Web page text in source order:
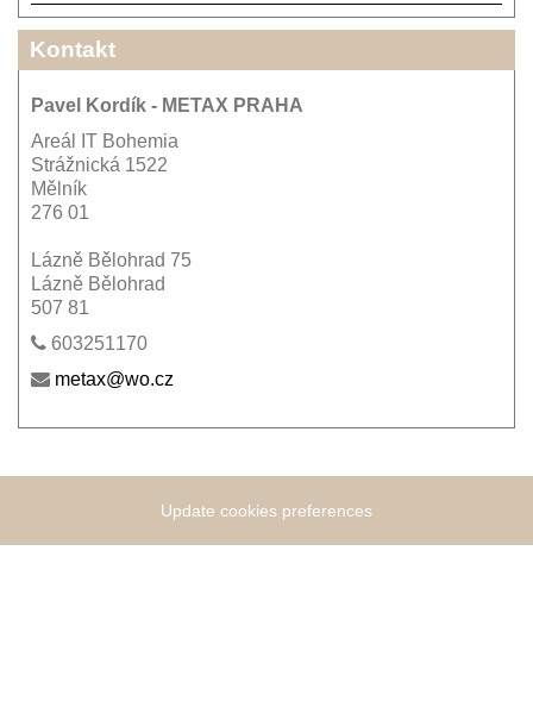
Kontakt
Pavel Kordík - METAX PRAHA
Areál IT Bohemia
Strážnická 1522
Mělník
276 01
Lázně Bělohrad 75
Lázně Bělohrad
507 81
603251170
metax@wo.cz
Update cookies preferences